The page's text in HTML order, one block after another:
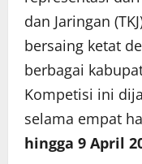
dan Jaringan
bersaing ketat
berbagai
Kompetisi ini
selama empat
hingga 9 April